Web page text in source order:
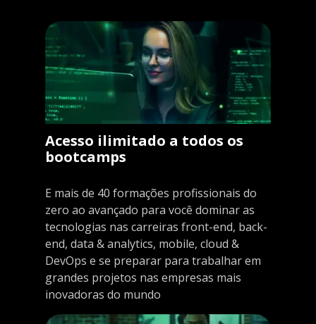
Acesso ilimitado a todos os
bootcamps
E mais de 40 formações profissionais do
zero ao avançado para você dominar as
tecnologias nas carreiras front-end, back-
end, data & analytics, mobile, cloud &
DevOps e se preparar para trabalhar em
grandes projetos nas empresas mais
inovadoras do mundo